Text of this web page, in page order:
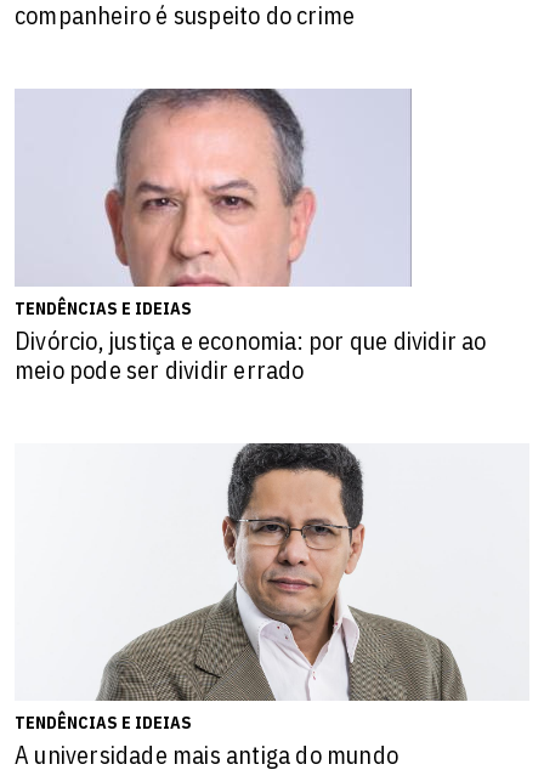
companheiro é suspeito do crime
TENDÊNCIAS E IDEIAS
Divórcio, justiça e economia: por que dividir ao
meio pode ser dividir errado
TENDÊNCIAS E IDEIAS
A universidade mais antiga do mundo